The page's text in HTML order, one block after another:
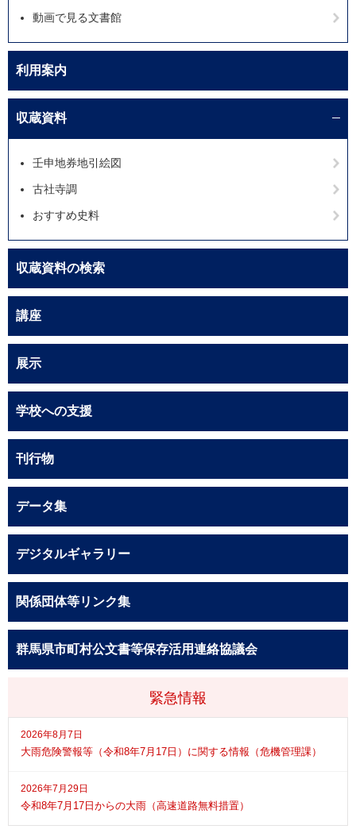
緊急情報
2026年8月7日
大雨危険警報等（令和8年7月17日）に関する情報（危機管理課）
2026年7月29日
令和8年7月17日からの大雨（高速道路無料措置）
動画で見る文書館
利用案内
収蔵資料
壬申地券地引絵図
古社寺調
おすすめ史料
収蔵資料の検索
講座
展示
学校への支援
刊行物
データ集
デジタルギャラリー
関係団体等リンク集
群馬県市町村公文書等保存活用連絡協議会